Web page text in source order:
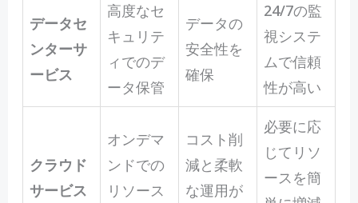
データセ
ンターサ
ービス
高度なセ
キュリテ
ィでのデ
ータ保管
データの
安全性を
確保
24/7の監
視システ
ムで信頼
性が高い
クラウド
サービス
オンデマ
ンドでの
リソース
コスト削
減と柔軟
な運用が
必要に応
じてリソ
ースを簡